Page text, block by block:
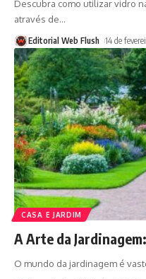
Descubra como utilizar vidro
através de…
Editorial Web Flush 14 de
CASA E JARDIM
A Arte da
O mundo da jardinagem é